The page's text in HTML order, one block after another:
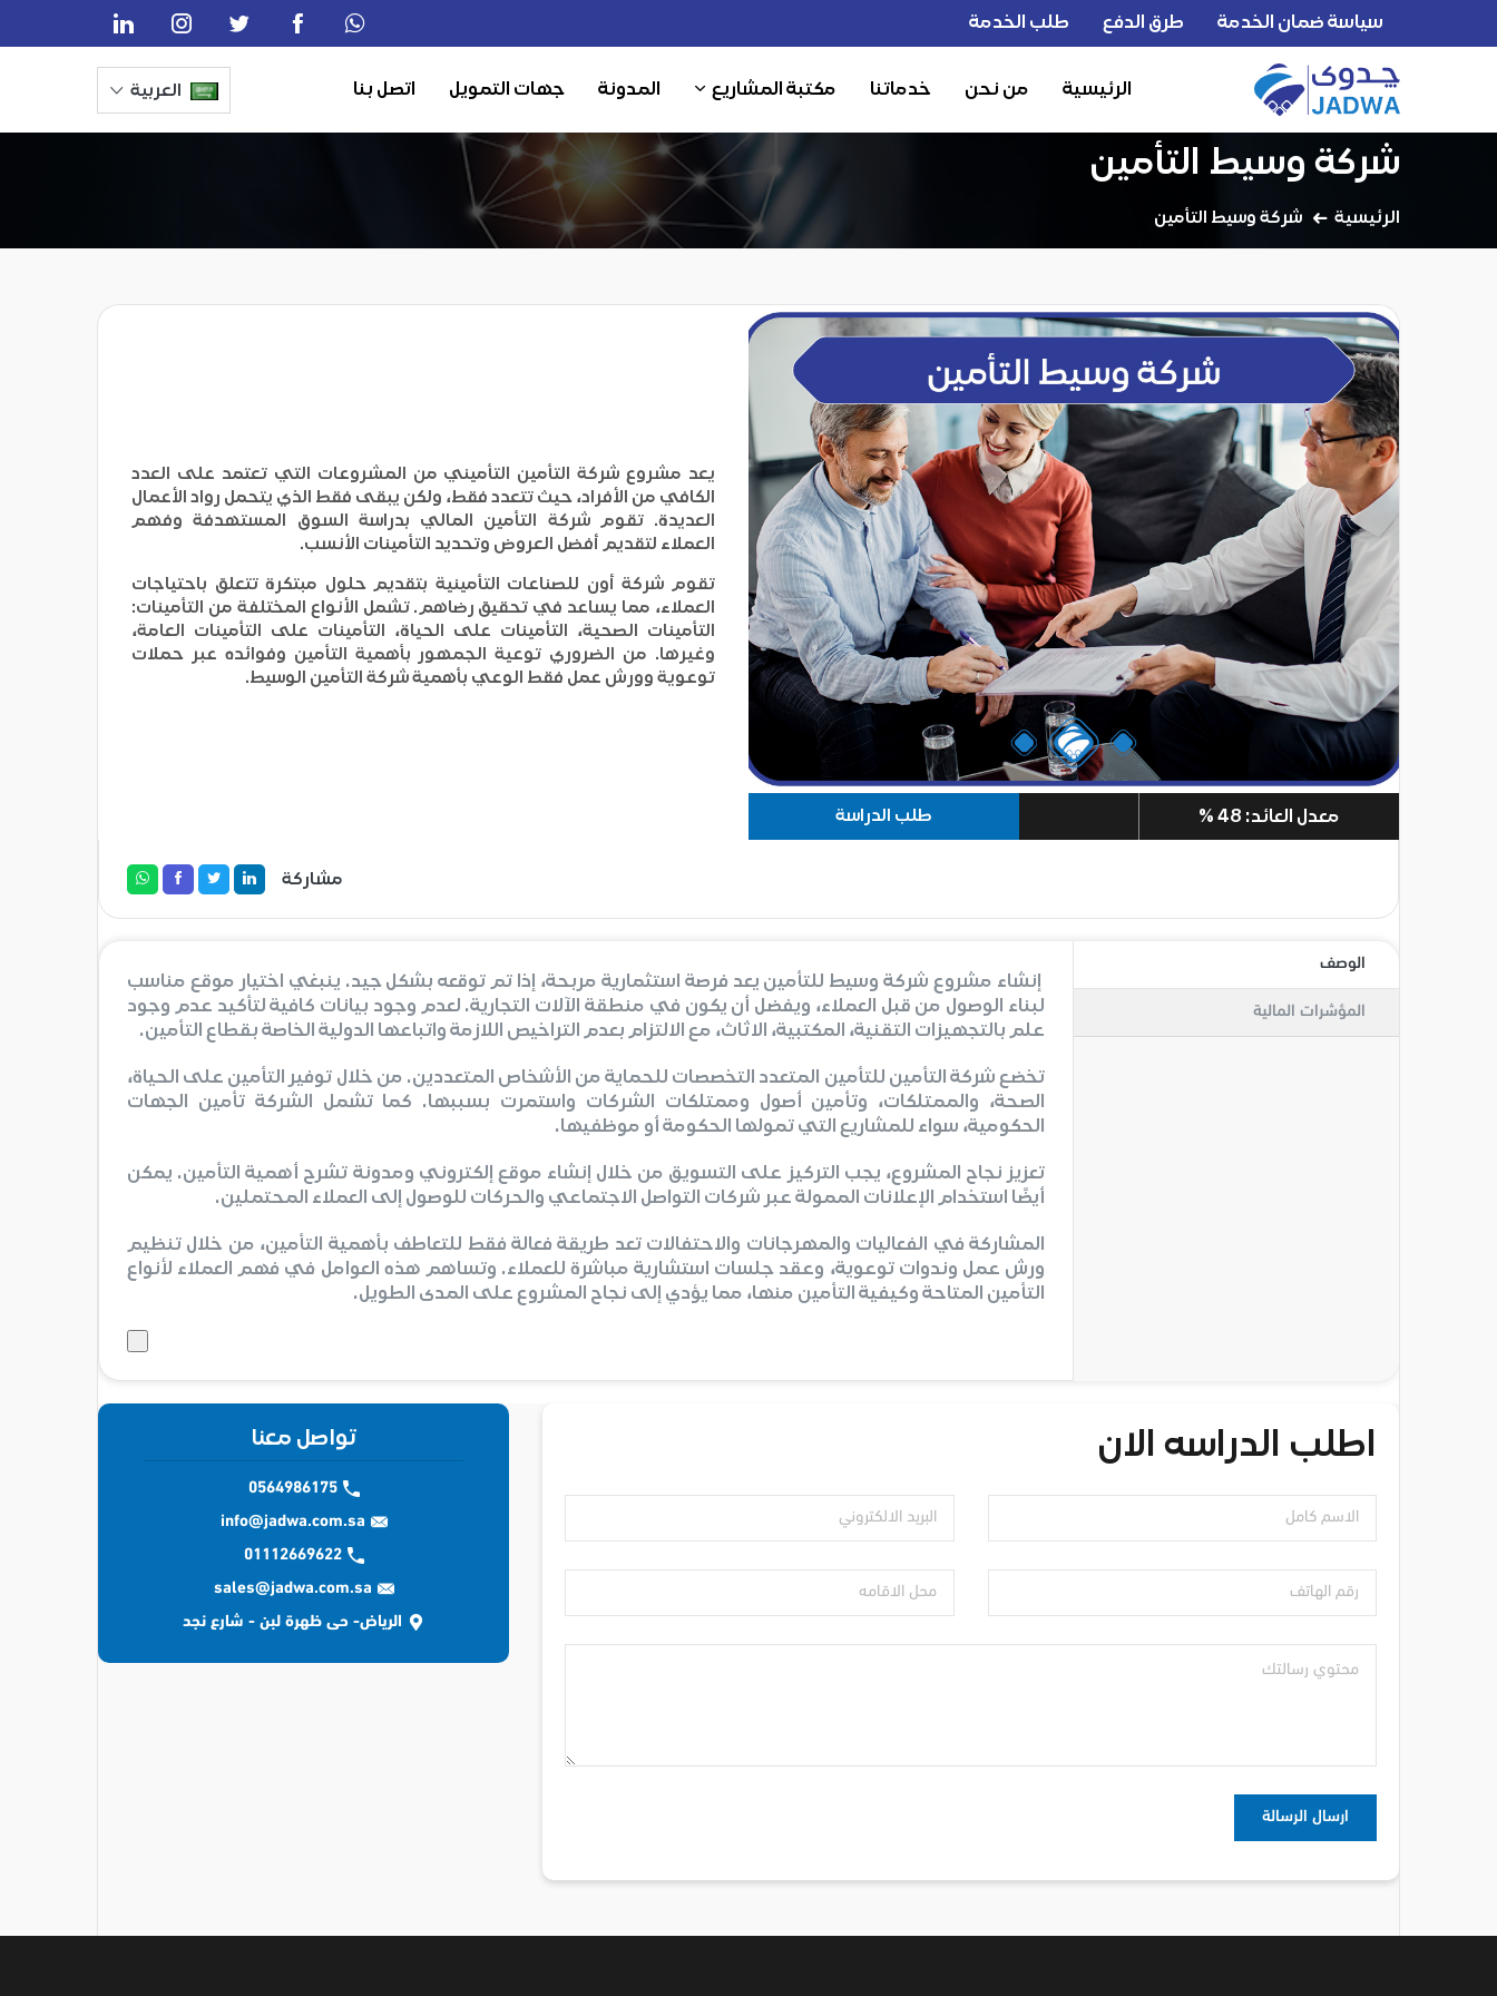
سياسة ضمان الخدمة طرق الدفع طلب الخدمة
الرئيسية من نحن خدماتنا مكتبة المشاريع المدونة جهات التمويل اتصل بنا العربية
شركة وسيط التأمين
الرئيسية شركة وسيط التأمين
معدل العائد: 48 % طلب الدراسة
يعد مشروع شركة التأمين التأميني من المشروعات التي تعتمد على العدد
الكافي من الأفراد، حيث تتعدد فقط، ولكن يبقى فقط الذي يتحمل رواد الأعمال
العديدة. تقوم شركة التأمين المالي بدراسة السوق المستهدفة وفهم
العملاء لتقديم أفضل العروض وتحديد التأمينات الأنسب.
تقوم شركة أون للصناعات التأمينية بتقديم حلول مبتكرة تتعلق باحتياجات
العملاء، مما يساعد في تحقيق رضاهم. تشمل الأنواع المختلفة من التأمينات:
التأمينات الصحية، التأمينات على الحياة، التأمينات على التأمينات العامة،
وغيرها. من الضروري توعية الجمهور بأهمية التأمين وفوائده عبر حملات
توعوية وورش عمل فقط الوعي بأهمية شركة التأمين الوسيط.
مشاركة
الوصف
المؤشرات المالية
إنشاء مشروع شركة وسيط للتأمين يعد فرصة استثمارية مربحة، إذا تم توقعه بشكل جيد. ينبغي اختيار موقع مناسب
لبناء الوصول من قبل العملاء، ويفضل أن يكون في منطقة الآلات التجارية. لعدم وجود بيانات كافية لتأكيد عدم وجود
علم بالتجهيزات التقنية، المكتبية، الاثاث، مع الالتزام بعدم التراخيص اللازمة واتباعها الدولية الخاصة بقطاع التأمين.
تخضع شركة التأمين للتأمين المتعدد التخصصات للحماية من الأشخاص المتعددين. من خلال توفير التأمين على الحياة،
الصحة، والممتلكات، وتأمين أصول وممتلكات الشركات واستمرت بسببها. كما تشمل الشركة تأمين الجهات
الحكومية، سواء للمشاريع التي تمولها الحكومة أو موظفيها.
تعزيز نجاح المشروع، يجب التركيز على التسويق من خلال إنشاء موقع إلكتروني ومدونة تشرح أهمية التأمين. يمكن
أيضًا استخدام الإعلانات الممولة عبر شركات التواصل الاجتماعي والحركات للوصول إلى العملاء المحتملين.
المشاركة في الفعاليات والمهرجانات والاحتفالات تعد طريقة فعالة فقط للتعاطف بأهمية التأمين، من خلال تنظيم
ورش عمل وندوات توعوية، وعقد جلسات استشارية مباشرة للعملاء. وتساهم هذه العوامل في فهم العملاء لأنواع
التأمين المتاحة وكيفية التأمين منها، مما يؤدي إلى نجاح المشروع على المدى الطويل.
اطلب الدراسه الان تواصل معنا
0564986175
info@jadwa.com.sa
01112669622
sales@jadwa.com.sa
الرياض- حى ظهرة لبن - شارع نجد